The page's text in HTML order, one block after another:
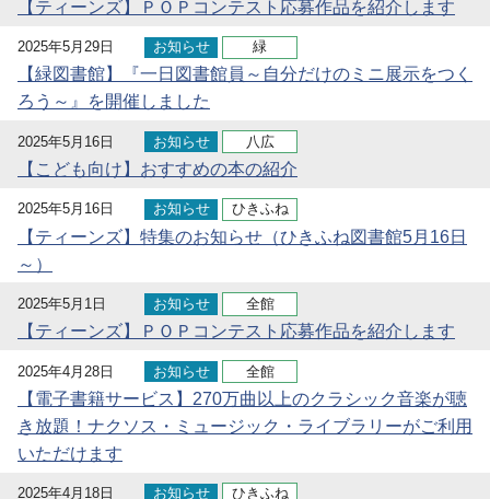
【ティーンズ】ＰＯＰコンテスト応募作品を紹介します
2025年5月29日 お知らせ 緑
【緑図書館】『一日図書館員～自分だけのミニ展示をつく
ろう～』を開催しました
2025年5月16日 お知らせ 八広
【こども向け】おすすめの本の紹介
2025年5月16日 お知らせ ひきふね
【ティーンズ】特集のお知らせ（ひきふね図書館5月16日
～）
2025年5月1日 お知らせ 全館
【ティーンズ】ＰＯＰコンテスト応募作品を紹介します
2025年4月28日 お知らせ 全館
【電子書籍サービス】270万曲以上のクラシック音楽が聴
き放題！ナクソス・ミュージック・ライブラリーがご利用
いただけます
2025年4月18日 お知らせ ひきふね